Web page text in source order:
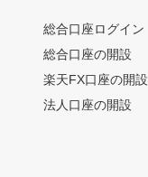
総合口座ログイン
総合口座の開設
楽天FX口座の開設
法人口座の開設